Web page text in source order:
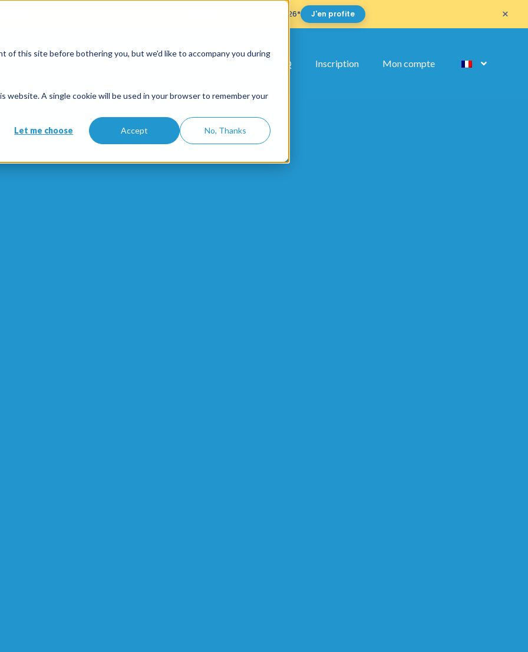
this site before bothering you, but we'd like to accompany you during
A single cookie will be used in your browser to remember your
Let me choose Accept No, Thanks
jusqu'au 30/09/2026* J'en profite ×
FAQ Inscription Mon compte